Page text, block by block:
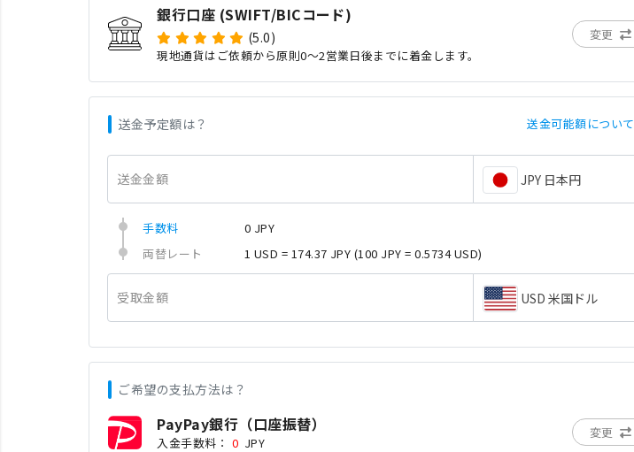
銀行口座 (SWIFT/BICコード)
(5.0)
現地通貨はご依頼から原則0〜2営業日後までに着金します。
変更
送金予定額は？ 送金可能額について
送金金額 JPY 日本円
手数料
0 JPY
両替レート
1 USD = 174.37 JPY (100 JPY = 0.5734 USD)
受取金額 USD 米国ドル
ご希望の支払方法は？
PayPay銀行（口座振替）
入金手数料： 0 JPY
変更